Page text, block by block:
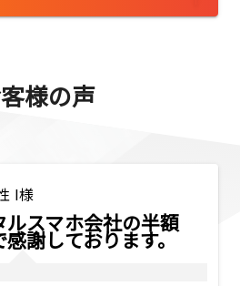
様の声
I様
ルスマホ会社の半額
感謝しております。